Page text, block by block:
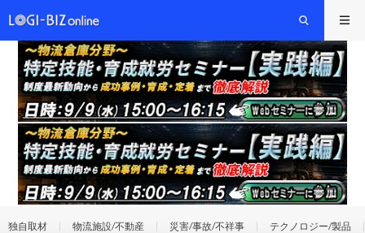
独自取材 物流施設/不動産 災害/事故/不祥事 テクノロジー/製品